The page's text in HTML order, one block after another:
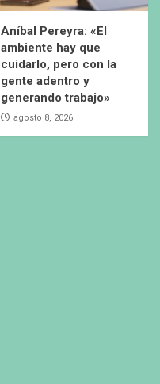
Aníbal Pereyra: «El
ambiente hay que
cuidarlo, pero con la
gente adentro y
generando trabajo»
agosto 8, 2026